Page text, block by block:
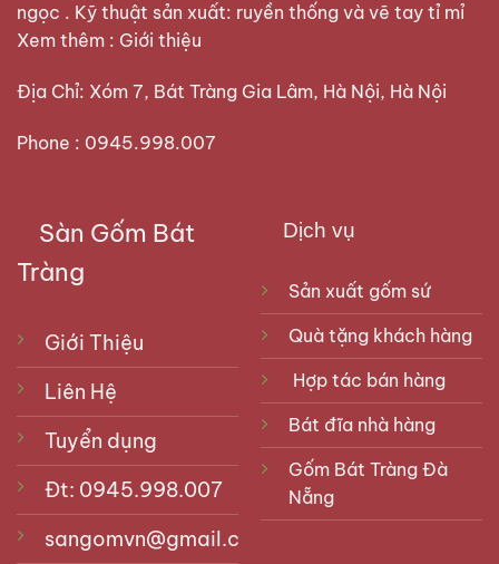
ngọc . Kỹ thuật sản xuất: ruyền thống và vẽ tay tỉ mỉ
Xem thêm : Giới thiệu
Địa Chỉ: Xóm 7, Bát Tràng Gia Lâm, Hà Nội, Hà Nội
Phone : 0945.998.007
Sàn Gốm Bát
Tràng
Giới Thiệu
Liên Hệ
Tuyển dụng
Đt: 0945.998.007
sangomvn@gmail.com
Dịch vụ
Sản xuất gốm sứ
Quà tặng khách hàng
Hợp tác bán hàng
Bát đĩa nhà hàng
Gốm Bát Tràng Đà
Nẵng